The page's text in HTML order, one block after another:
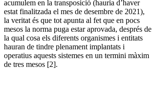
acumulem en la transposició (hauria d’haver
estat finalitzada el mes de desembre de 2021),
la veritat és que tot apunta al fet que en pocs
mesos la norma puga estar aprovada, després de
la qual cosa els diferents organismes i entitats
hauran de tindre plenament implantats i
operatius aquests sistemes en un termini màxim
de tres mesos [2].